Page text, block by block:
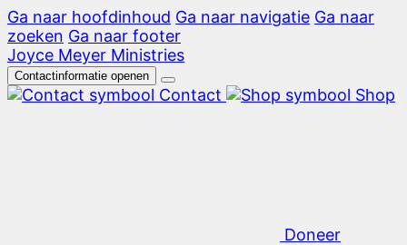
Ga naar hoofdinhoud Ga naar navigatie Ga naar
zoeken Ga naar footer
Joyce Meyer Ministries
Contactinformatie openen
Contact Shop
Doneer